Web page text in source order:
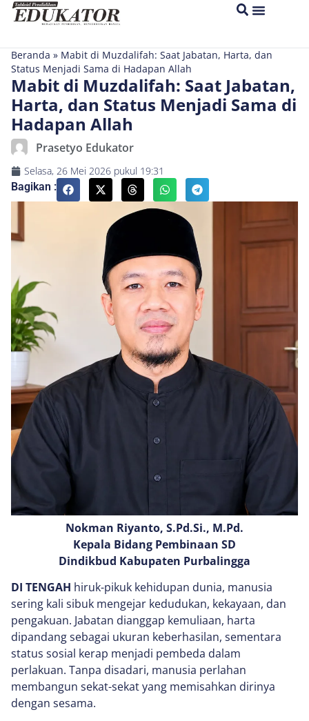
Beranda » Mabit di Muzdalifah: Saat Jabatan, Harta, dan
Status Menjadi Sama di Hadapan Allah
Mabit di Muzdalifah: Saat Jabatan,
Harta, dan Status Menjadi Sama di
Hadapan Allah
Prasetyo Edukator
Selasa, 26 Mei 2026 pukul 19:31
Bagikan :
Nokman Riyanto, S.Pd.Si., M.Pd.
Kepala Bidang Pembinaan SD
Dindikbud Kabupaten Purbalingga
DI TENGAH hiruk-pikuk kehidupan dunia, manusia
sering kali sibuk mengejar kedudukan, kekayaan, dan
pengakuan. Jabatan dianggap kemuliaan, harta
dipandang sebagai ukuran keberhasilan, sementara
status sosial kerap menjadi pembeda dalam
perlakuan. Tanpa disadari, manusia perlahan
membangun sekat-sekat yang memisahkan dirinya
dengan sesama.